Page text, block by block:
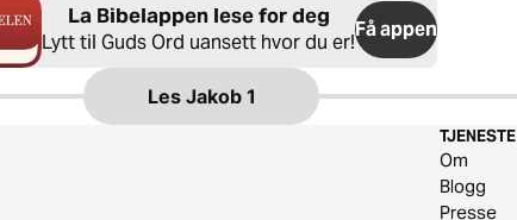
La Bibelappen lese for deg
Lytt til Guds Ord uansett hvor du er!Få appen
Les Jakob 1
TJENESTE
Om
Blogg
Presse